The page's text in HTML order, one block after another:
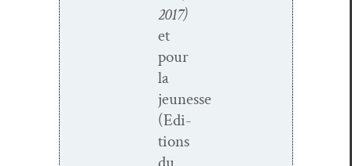
2017)
et
pour
la
jeunesse
(Edi­
tions